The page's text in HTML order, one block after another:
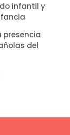
infantil y
presencia
del